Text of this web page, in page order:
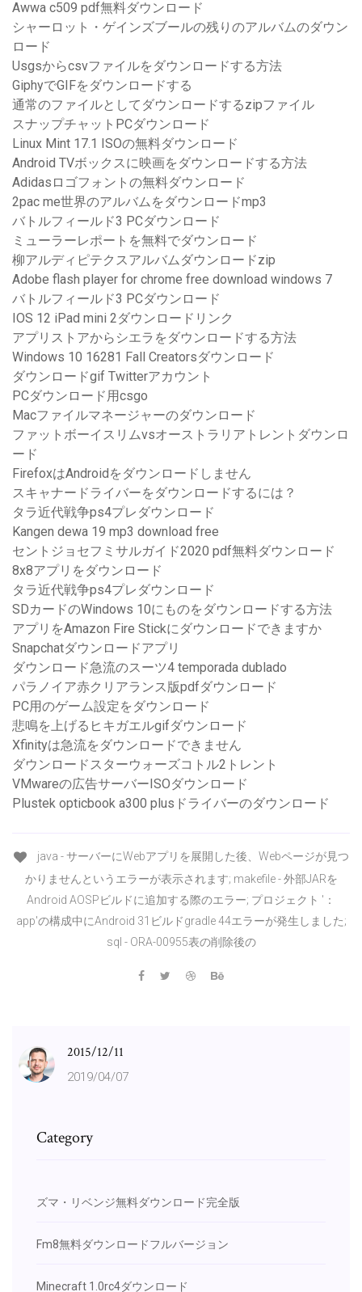
Awwa c509 pdf無料ダウンロード
シャーロット・ゲインズブールの残りのアルバムのダウン
ロード
Usgsからcsvファイルをダウンロードする方法
GiphyでGIFをダウンロードする
通常のファイルとしてダウンロードするzipファイル
スナップチャットPCダウンロード
Linux Mint 17.1 ISOの無料ダウンロード
Android TVボックスに映画をダウンロードする方法
Adidasロゴフォントの無料ダウンロード
2pac me世界のアルバムをダウンロードmp3
バトルフィールド3 PCダウンロード
ミューラーレポートを無料でダウンロード
柳アルディピテクスアルバムダウンロードzip
Adobe flash player for chrome free download windows 7
バトルフィールド3 PCダウンロード
IOS 12 iPad mini 2ダウンロードリンク
アプリストアからシエラをダウンロードする方法
Windows 10 16281 Fall Creatorsダウンロード
ダウンロードgif Twitterアカウント
PCダウンロード用csgo
Macファイルマネージャーのダウンロード
ファットボーイスリムvsオーストラリアトレントダウンロ
ード
FirefoxはAndroidをダウンロードしません
スキャナードライバーをダウンロードするには？
タラ近代戦争ps4プレダウンロード
Kangen dewa 19 mp3 download free
セントジョセフミサルガイド2020 pdf無料ダウンロード
8x8アプリをダウンロード
タラ近代戦争ps4プレダウンロード
SDカードのWindows 10にものをダウンロードする方法
アプリをAmazon Fire Stickにダウンロードできますか
Snapchatダウンロードアプリ
ダウンロード急流のスーツ4 temporada dublado
パラノイア赤クリアランス版pdfダウンロード
PC用のゲーム設定をダウンロード
悲鳴を上げるヒキガエルgifダウンロード
Xfinityは急流をダウンロードできません
ダウンロードスターウォーズコトル2トレント
VMwareの広告サーバーISOダウンロード
Plustek opticbook a300 plusドライバーのダウンロード
java - サーバーにWebアプリを展開した後、Webページが見つ
かりませんというエラーが表示されます; makefile - 外部JARを
Android AOSPビルドに追加する際のエラー; プロジェクト '：
app'の構成中にAndroid 31ビルドgradle 44エラーが発生しました;
sql - ORA-00955表の削除後の
2015/12/11
2019/04/07
Category
ズマ・リベンジ無料ダウンロード完全版
Fm8無料ダウンロードフルバージョン
Minecraft 1.0rc4ダウンロード